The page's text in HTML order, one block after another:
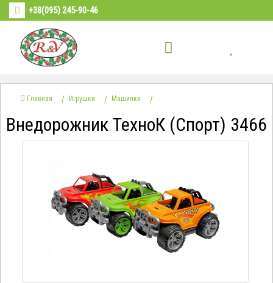
+38(095) 245-90-46
Главная Игрушки Машинки
Внедорожник ТехноК (Спорт) 3466